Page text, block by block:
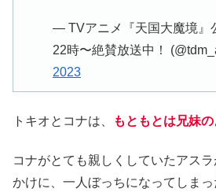
— TVアニメ『天国大魔境』
22時〜絶賛放送中！
2023
トキオとコナは、 もともとは兄妹
コナがとても親しくしていたアス
かけに、一人ぼっちになってしま